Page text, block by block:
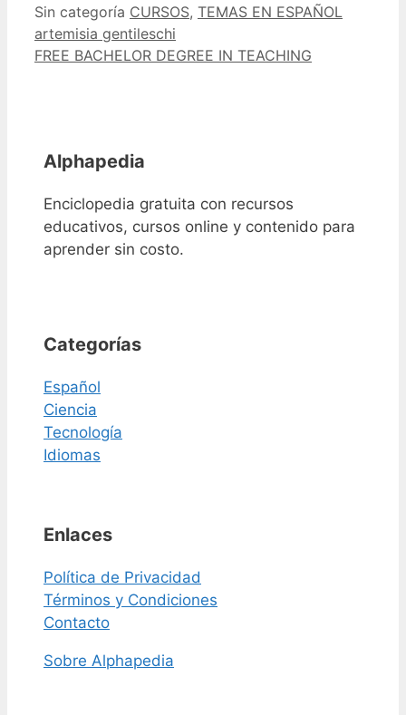
Categorías
Sin categoría Etiquetas
CURSOS, TEMAS EN ESPAÑOL
artemisia gentileschi
FREE BACHELOR DEGREE IN TEACHING
Alphapedia
Enciclopedia gratuita con recursos
educativos, cursos online y contenido para
aprender sin costo.
Categorías
Español
Ciencia
Tecnología
Idiomas
Enlaces
Política de Privacidad
Términos y Condiciones
Contacto
Sobre Alphapedia